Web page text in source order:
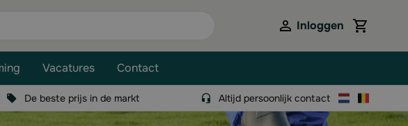
Inloggen View
Vacatures Contact
De beste prijs in de markt Altijd persoonlijk contact